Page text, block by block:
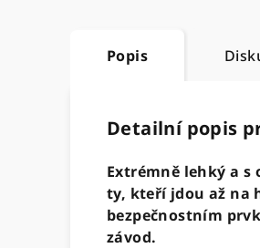
Popis
Detailní popis
Extrémně lehký a
ty, kteří jdou až na
bezpečnostním
závod.